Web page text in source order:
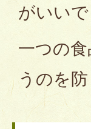
がいいで
一つの
うのを